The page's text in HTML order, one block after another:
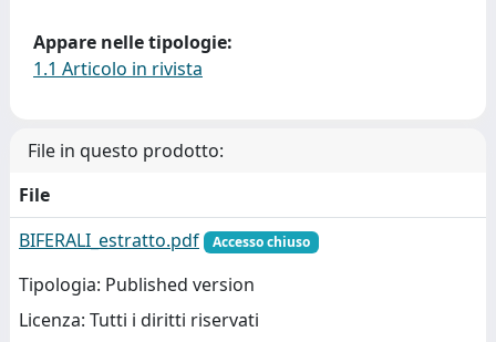
Appare nelle tipologie:
1.1 Articolo in rivista
File in questo prodotto:
File
BIFERALI_estratto.pdf
Accesso chiuso
Tipologia: Published version
Licenza: Tutti i diritti riservati